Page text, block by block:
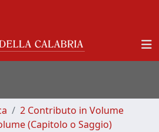
2 Contributo in Volume
(Capitolo o Saggio)